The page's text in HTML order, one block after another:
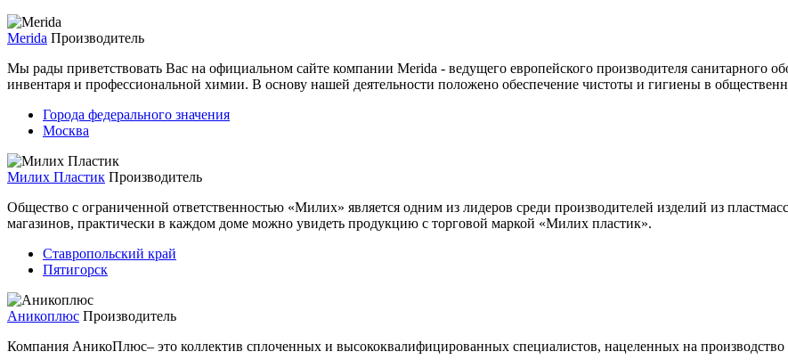
Merida Производитель
Мы рады приветствовать Вас на официальном сайте компании Merida - ведущего европейского производителя санитарного
инвентаря и профессиональной химии. В основу нашей деятельности положено обеспечение чистоты и гигиены в
Города федерального значения
Москва
Милих Пластик Производитель
Общество с ограниченной ответственностью «Милих» является одним из лидеров среди производителей изделий из
магазинов, практически в каждом доме можно увидеть продукцию с торговой маркой «Милих пластик».
Ставропольский край
Пятигорск
Аникоплюс Производитель
Компания АникоПлюс– это коллектив сплоченных и высококвалифицированных специалистов, нацеленных на производство